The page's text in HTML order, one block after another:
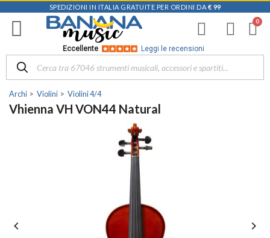
SPEDIZIONI IN ITALIA GRATUITE PER ORDINI DA € 99
Eccellente Leggi le recensioni
Archi Violini Violini 4/4
Vhienna VH VON44 Natural
 